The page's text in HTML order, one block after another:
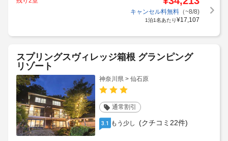
キャンセル料無料（~8/8)
1泊1名あたり¥17,107
スプリングスヴィレッジ箱根 グランピング
リゾート
神奈川県 > 仙石原
通常割引
3.1 もう少し (クチコミ22件)